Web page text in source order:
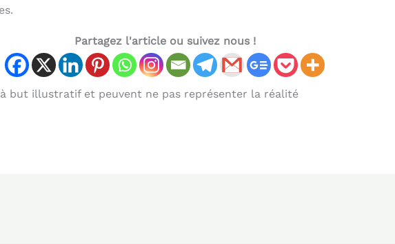
Partagez l'article ou suivez nous !
but illustratif et peuvent ne pas représenter la réalité